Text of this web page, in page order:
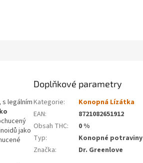
legálním
jako
Doplňkové parametry
Kategorie:
Konopná Lízátka
EAN:
8721082651912
Obsah THC:
0 %
Typ:
Konopné potraviny
Značka: Dr. Greenlove